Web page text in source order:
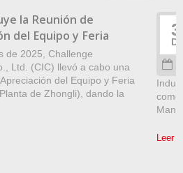
la Reunión de
del Equipo y Feria
de 2025, Challenge
Ltd. (CIC) llevó a cabo una
del Equipo y Feria
de Zhongli), dando la
como
Leer